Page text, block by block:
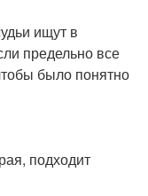
ищут в
предельно все
было понятно
подходит